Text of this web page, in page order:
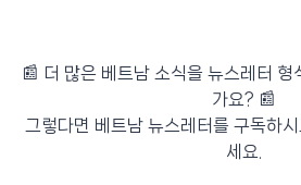
📰 더 많은 베트남 소식을 뉴스레터 형
가요? 📰
그렇다면 베트남 뉴스레터를 구독하
세요.